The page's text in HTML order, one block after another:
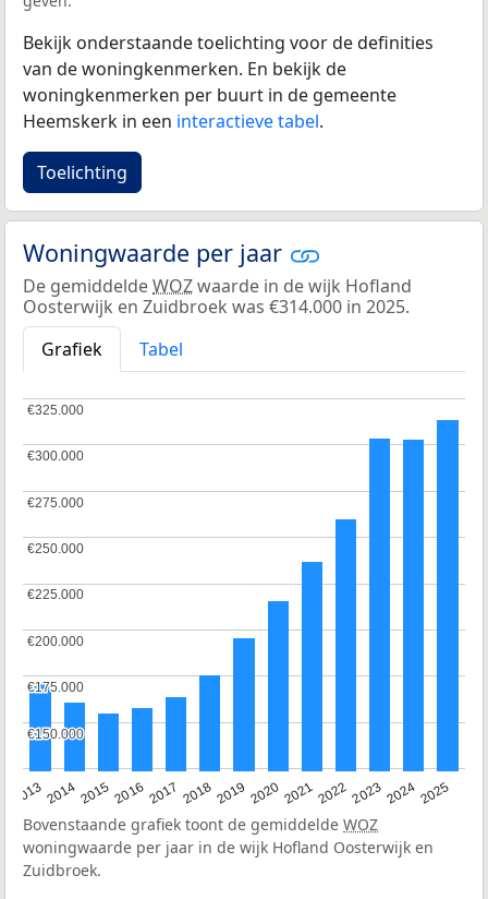
Bekijk onderstaande toelichting voor de definities
van de woningkenmerken. En bekijk de
woningkenmerken per buurt in de gemeente
Heemskerk in een interactieve tabel.
Toelichting
Woningwaarde per jaar
De gemiddeldeWOZwaarde in de wijk Hofland
Oosterwijk en Zuidbroek was €314.000 in 2025.
Grafiek
Tabel
20132014201520162017 20182019 202020212022202320242025
€150.000
€150.000
€175.000
€175.000
€200.000
€200.000
€225.000
€225.000
€250.000
€250.000
€275.000
€275.000
€300.000
€300.000
€325.000
€325.000
Bovenstaande grafiek toont de gemiddelde WOZ
woningwaarde per jaar in de wijk Hofland Oosterwijk en
Zuidbroek.